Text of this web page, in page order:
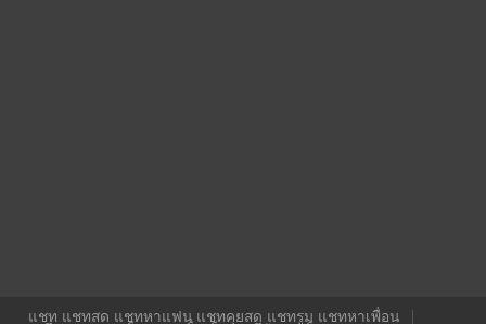
แชท แชทสด แชทหาแฟน แชทคุยสด แชทรูม แชทหาเพื่อน